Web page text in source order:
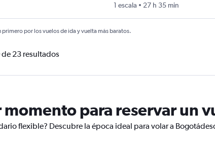
1 escala
27 h 35 min
primero por los vuelos de ida y vuelta más baratos.
23 resultados
momento para reservar un
flexible? Descubre la época ideal para volar a